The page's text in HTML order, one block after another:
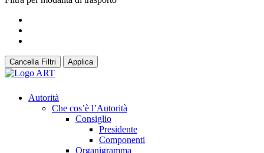
Cancella Filtri Applica
Autorità
Che cos’è l’Autorità
Consiglio
Presidente
Componenti
Organigramma